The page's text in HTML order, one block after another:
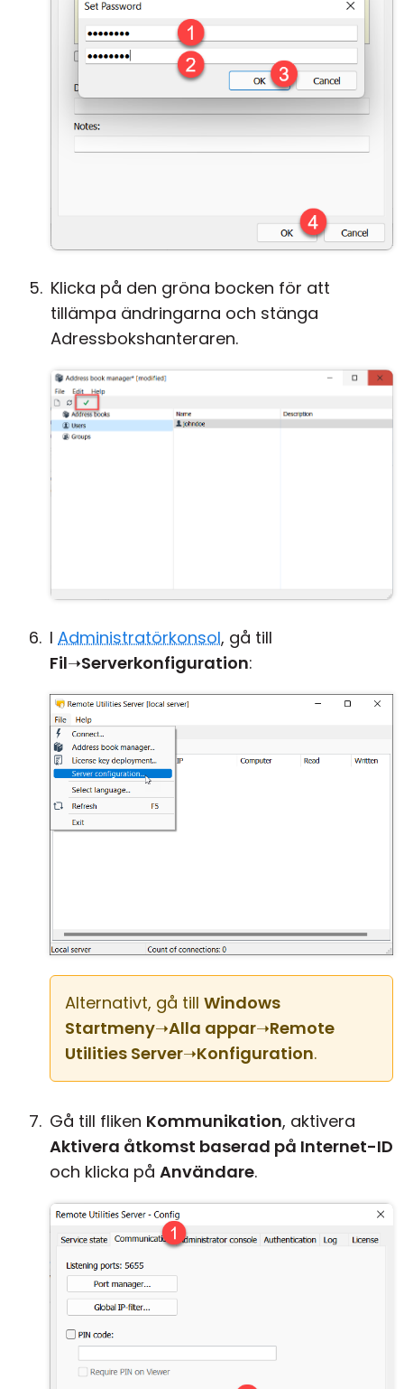
Klicka på den gröna bocken för att
tillämpa ändringarna och stänga
Adressbokshanteraren.
I Administratörkonsol, gå till
Fil➝Serverkonfiguration:
Alternativt, gå till Windows
Startmeny➝Alla appar➝Remote
Utilities Server➝Konfiguration.
Gå till fliken Kommunikation, aktivera
Aktivera åtkomst baserad på Internet-ID
och klicka på Användare.